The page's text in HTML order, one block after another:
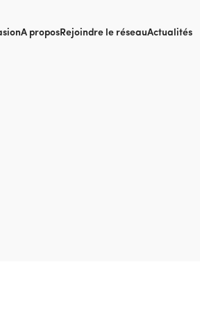
A proposRejoindre le réseauActualités